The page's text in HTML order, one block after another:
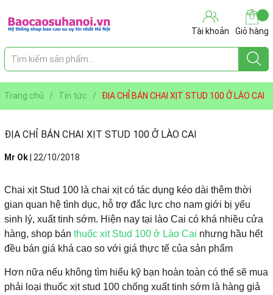
Tài khoản Giỏ hàng
Trang chủ / Tin tức / ĐỊA CHỈ BÁN CHAI XỊT STUD 100 Ở LÀO CAI
ĐỊA CHỈ BÁN CHAI XỊT STUD 100 Ở LÀO CAI
Mr Ok 22/10/2018
Chai xịt Stud 100 là chai xịt có tác dụng kéo dài thêm thời
gian quan hệ tình dục, hỗ trợ đắc lực cho nam giới bị yếu
sinh lý, xuất tinh sớm. Hiện nay tại lào Cai có khá nhiều cửa
hàng, shop bán thuốc xịt Stud 100 ở Lào Cai nhưng hầu hết
đều bán giá khá cao so với giá thực tế của sản phẩm
Hơn nữa nếu không tìm hiểu kỹ bạn hoàn toàn có thể sẽ mua
phải loại thuốc xịt stud 100 chống xuất tinh sớm là hàng giả